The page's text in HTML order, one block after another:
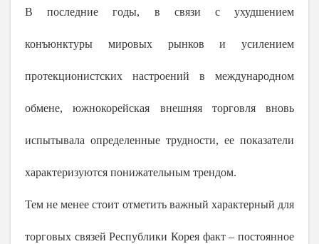
В последние годы, в связи с ухудшением
конъюнктуры мировых рынков и усилением
протекционистских настроений в международном
обмене, южнокорейская внешняя торговля вновь
испытывала определенные трудности, ее показатели
характеризуются понижательным трендом.
Тем не менее стоит отметить важный характерный для
торговых связей Республики Корея факт – постоянное